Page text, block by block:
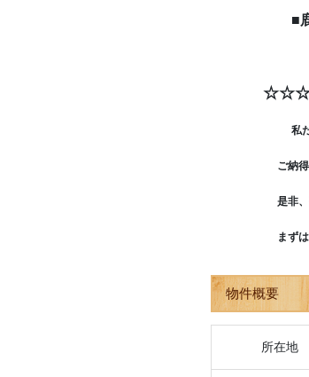
■鹿児
私
ご納得とご
是非、夢の
まずは、
物件概要
所在地